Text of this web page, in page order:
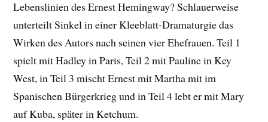
Lebenslinien des Ernest Hemingway? Schlauerweise
unterteilt Sinkel in einer Kleeblatt-Dramaturgie das
Wirken des Autors nach seinen vier Ehefrauen. Teil 1
spielt mit Hadley in Paris, Teil 2 mit Pauline in Key
West, in Teil 3 mischt Ernest mit Martha mit im
Spanischen Bürgerkrieg und in Teil 4 lebt er mit Mary
auf Kuba, später in Ketchum.